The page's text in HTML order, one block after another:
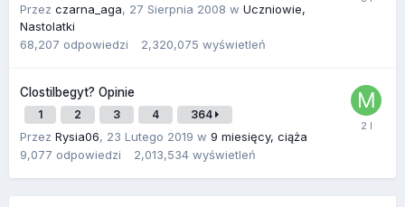
Przez czarna_aga, 27 Sierpnia 2008 w Uczniowie,
Nastolatki
68,207 odpowiedzi 2,320,075 wyświetleń
Clostilbegyt? Opinie
1 2 3 4 364
Przez Rysia06, 23 Lutego 2019 w 9 miesięcy, ciąża
9,077 odpowiedzi 2,013,534 wyświetleń